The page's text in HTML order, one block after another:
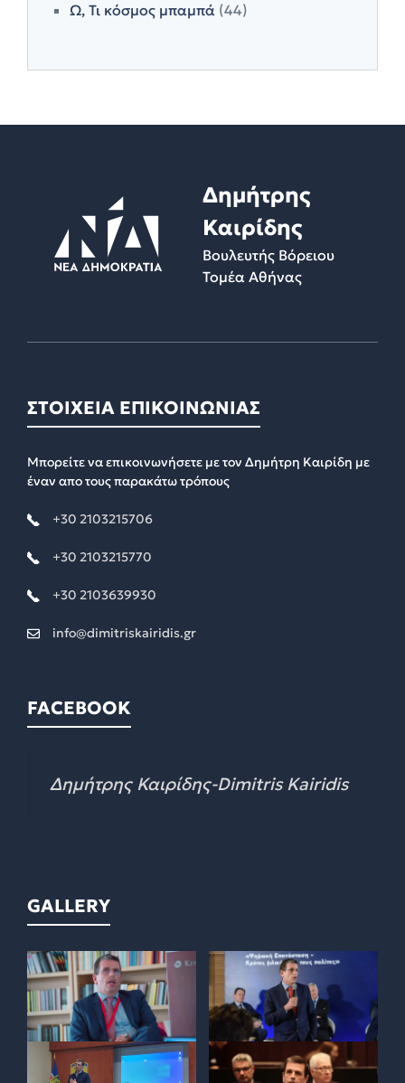
Ω, Τι κόσμος μπαμπά (44)
Δημήτρης
Καιρίδης
Βουλευτής Βόρειου
Τομέα Αθήνας
ΣΤΟΙΧΕΙΑ ΕΠΙΚΟΙΝΩΝΙΑΣ
Μπορείτε να επικοινωνήσετε με τον Δημήτρη Καιρίδη με
έναν απο τους παρακάτω τρόπους
+30 2103215706
+30 2103215770
+30 2103639930
info@dimitriskairidis.gr
FACEBOOK
Δημήτρης Καιρίδης-Dimitris Kairidis
GALLERY